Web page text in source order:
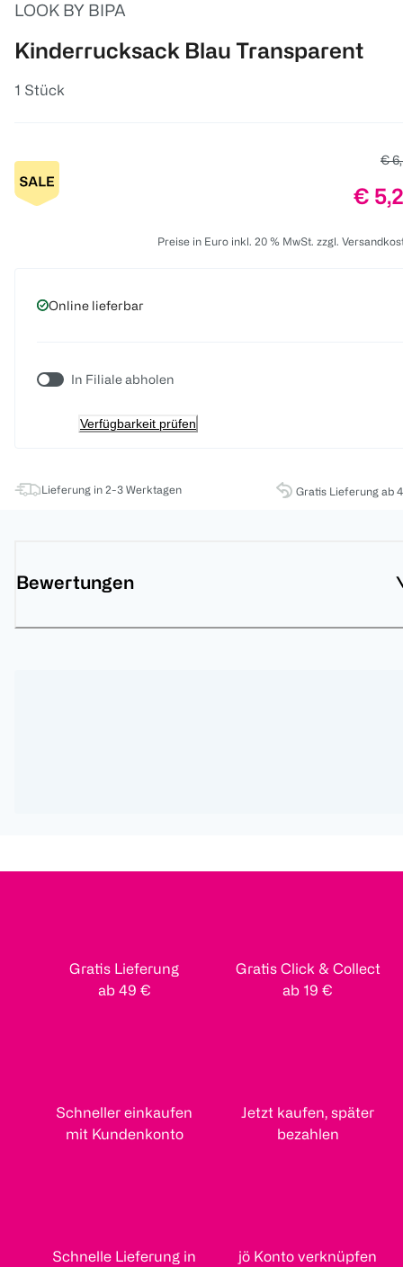
LOOK BY BIPA
Kinderrucksack Blau Transparent
1 Stück
€
€
Preise in Euro inkl. 20 % MwSt. zzgl.
Online lieferbar
In Filiale abholen
Verfügbarkeit prüfen
Lieferung in 2-3 Werktagen Gratis Lieferung ab
Bewertungen
Gratis Lieferung
ab 49 €
Gratis Click & Collect
ab 19 €
Schneller einkaufen
mit Kundenkonto
Jetzt kaufen, später
bezahlen
Schnelle Lieferung in
jö Konto verknüpfen